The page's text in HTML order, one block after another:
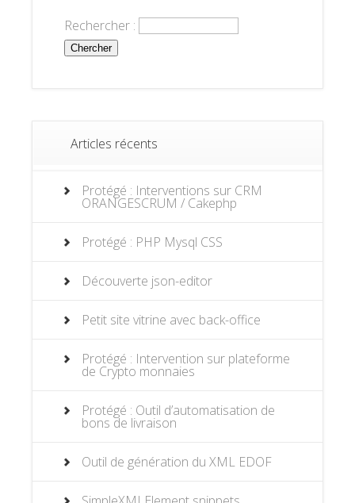
Rechercher :
Articles récents
Protégé : Interventions sur CRM
ORANGESCRUM / Cakephp
Protégé : PHP Mysql CSS
Découverte json-editor
Petit site vitrine avec back-office
Protégé : Intervention sur plateforme
de Crypto monnaies
Protégé : Outil d’automatisation de
bons de livraison
Outil de génération du XML EDOF